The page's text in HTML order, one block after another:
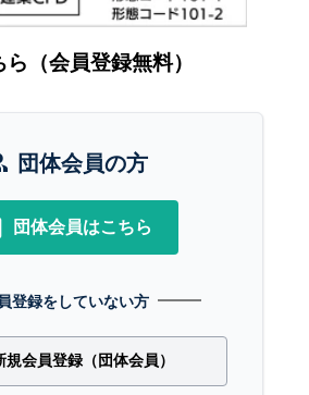
（会員登録無料）
団体会員の方
団体会員はこちら
登録をしていない方
規会員登録（団体会員）